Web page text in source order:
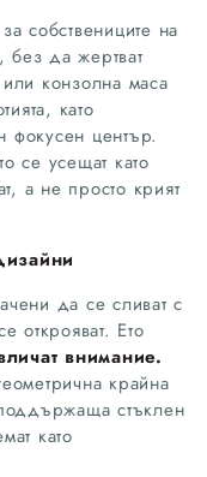
собствениците на
без да жертват
конзолна маса
като
фокусен център.
се усещат като
а не просто крият
да се сливат с
открояват. Ето
внимание.
крайна
стъклен
като